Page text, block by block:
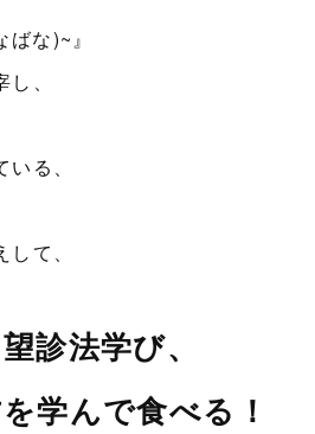
な)~』
、
る、
して、
診法学び、
学んで食べる！